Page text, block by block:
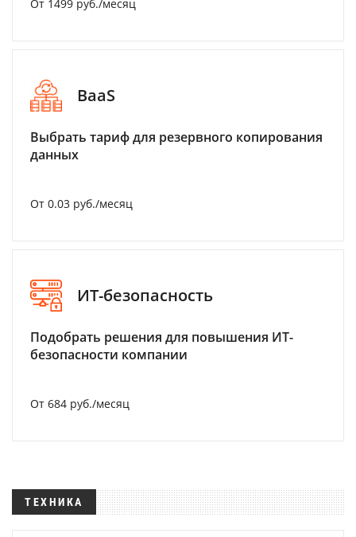
От 1499 руб./месяц
BaaS
Выбрать тариф для резервного копирования
данных
От 0.03 руб./месяц
ИТ-безопасность
Подобрать решения для повышения ИТ-
безопасности компании
От 684 руб./месяц
ТЕХНИКА